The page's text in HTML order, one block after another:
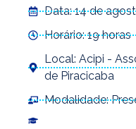
Data: 14 de
Horário: 19 horas
Local: Acipi -
de Piracicaba
Modalidade: